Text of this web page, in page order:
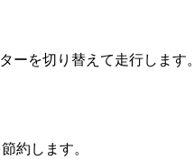
ーを切り替えて走行します。
約します。